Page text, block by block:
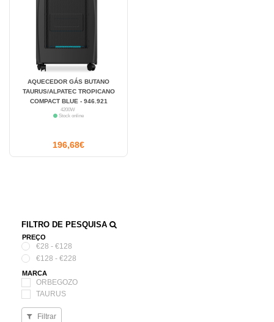
FILTRO DE PESQUISA
PREÇO
€28 - €128
€128 - €228
MARCA
ORBEGOZO
TAURUS
Filtrar
AQUECEDOR GÁS BUTANO
TAURUS/ALPATEC TROPICANO
COMPACT BLUE - 946.921
4200W
Stock online
196,68€